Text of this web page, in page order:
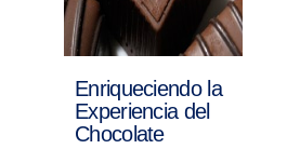
Enriqueciendo la
Experiencia del
Chocolate